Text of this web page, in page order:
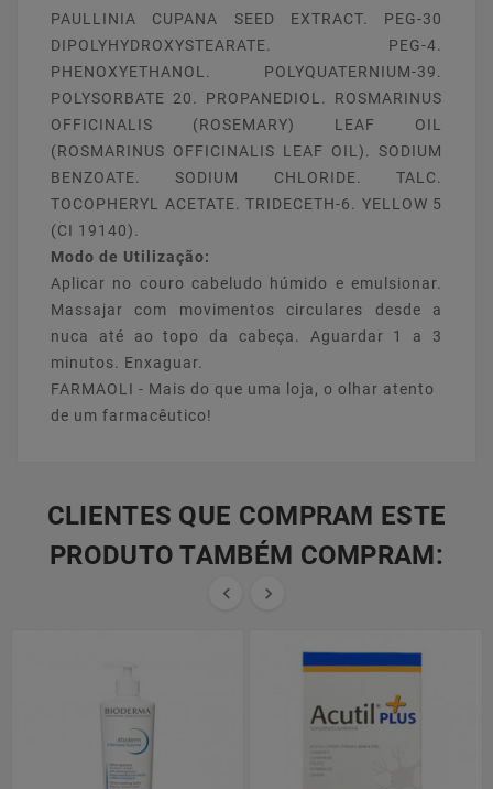
PAULLINIA CUPANA SEED EXTRACT. PEG-30
DIPOLYHYDROXYSTEARATE. PEG-4.
PHENOXYETHANOL. POLYQUATERNIUM-39.
POLYSORBATE 20. PROPANEDIOL. ROSMARINUS
OFFICINALIS (ROSEMARY) LEAF OIL
(ROSMARINUS OFFICINALIS LEAF OIL). SODIUM
BENZOATE. SODIUM CHLORIDE. TALC.
TOCOPHERYL ACETATE. TRIDECETH-6. YELLOW 5
(CI 19140).
Modo de Utilização:
Aplicar no couro cabeludo húmido e emulsionar.
Massajar com movimentos circulares desde a
nuca até ao topo da cabeça. Aguardar 1 a 3
minutos. Enxaguar.
FARMAOLI - Mais do que uma loja, o olhar atento
de um farmacêutico!
CLIENTES QUE COMPRAM ESTE
PRODUTO TAMBÉM COMPRAM:
 